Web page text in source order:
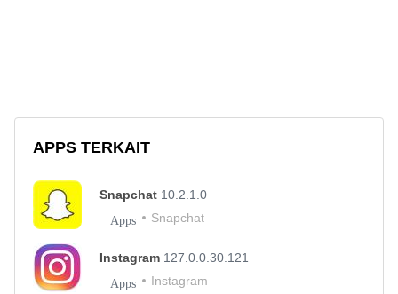
APPS TERKAIT
Snapchat 10.2.1.0
Apps Snapchat
Instagram 127.0.0.30.121
Apps Instagram